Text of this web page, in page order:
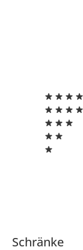
Schränke